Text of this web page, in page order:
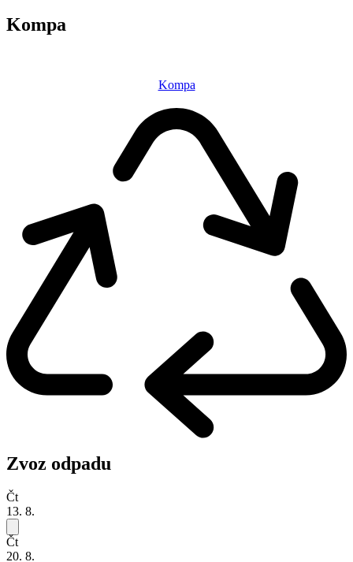
Kompa
Kompa
Zvoz odpadu
Čt
13. 8.
Čt
20. 8.